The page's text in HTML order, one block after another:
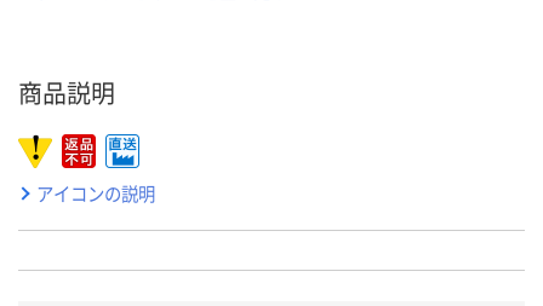
商品説明
アイコンの説明